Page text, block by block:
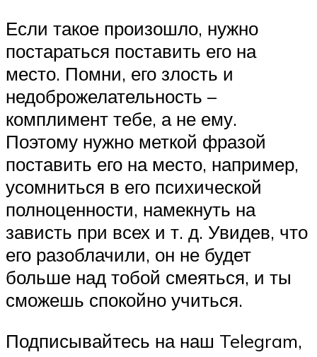
Если такое произошло, нужно
постараться поставить его на
место. Помни, его злость и
недоброжелательность –
комплимент тебе, а не ему.
Поэтому нужно меткой фразой
поставить его на место, например,
усомниться в его психической
полноценности, намекнуть на
зависть при всех и т. д. Увидев, что
его разоблачили, он не будет
больше над тобой смеяться, и ты
сможешь спокойно учиться.
Подписывайтесь на наш Telegram,